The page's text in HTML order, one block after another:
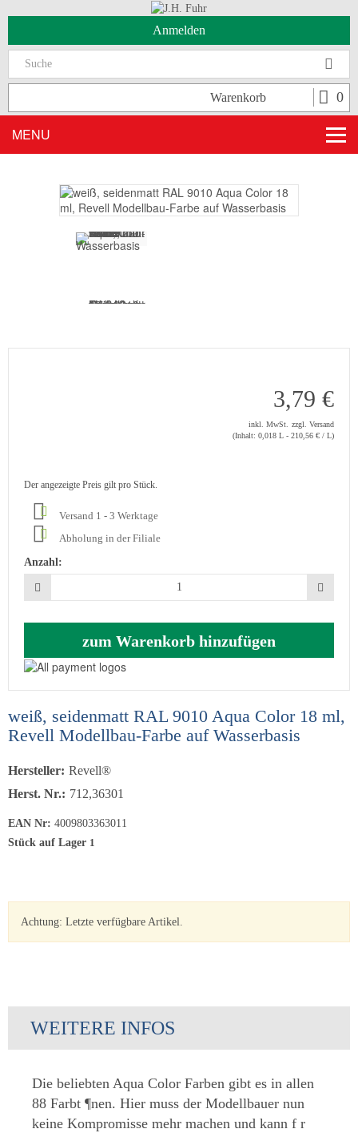
Anmelden
Warenkorb 0
MENU
3,79 €
inkl. MwSt. zzgl. Versand
(Inhalt: 0,018 L - 210,56 € / L)
Der angezeigte Preis gilt pro Stück.
Versand 1 - 3 Werktage
Abholung in der Filiale
Anzahl:
zum Warenkorb hinzufügen
weiß, seidenmatt RAL 9010 Aqua Color 18 ml,
Revell Modellbau-Farbe auf Wasserbasis
Hersteller: Revell®
Herst. Nr.: 712,36301
EAN Nr: 4009803363011
Stück auf Lager 1
Achtung: Letzte verfügbare Artikel.
WEITERE INFOS
Die beliebten Aqua Color Farben gibt es in allen
88 Farbt ¶nen. Hier muss der Modellbauer nun
keine Kompromisse mehr machen und kann f r